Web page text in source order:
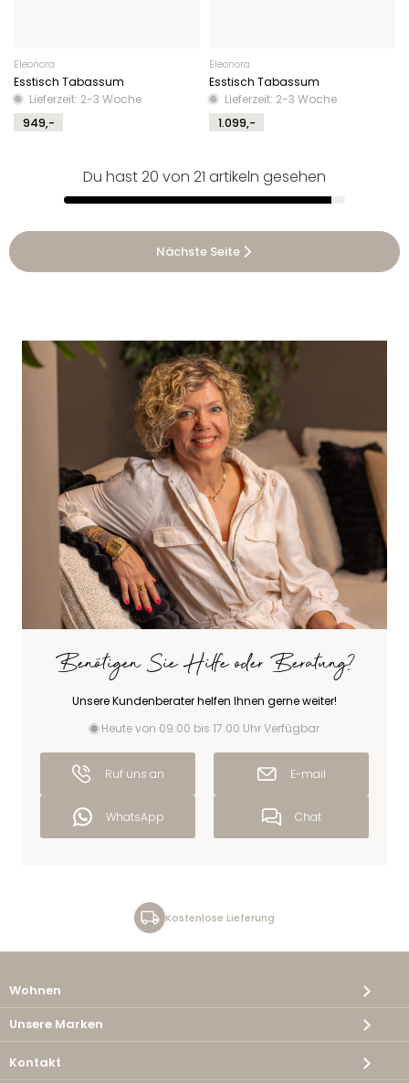
Eleonora
Esstisch Tabassum
Lieferzeit: 2-3 Woche
949,-
Eleonora
Esstisch Tabassum
Lieferzeit: 2-3 Woche
1.099,-
Du hast 20 von 21 artikeln gesehen
Nächste Seite
Benötigen Sie Hilfe oder Beratung?
Unsere Kundenberater helfen Ihnen gerne weiter!
Heute von 09:00 bis 17:00 Uhr Verfügbar
Ruf uns an E-mail
WhatsApp Chat
Kostenlose Lieferung
Wohnen
Unsere Marken
Kontakt